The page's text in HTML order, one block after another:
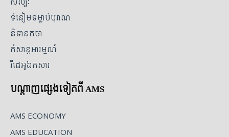
ទំនៀមទម្លាប់បុរាណ
និទានកថា
កំសាន្តអារម្មណ៍
វីដេអូឯកសារ
បណ្ដាញផ្សេងទៀតពី AMS
AMS ECONOMY
AMS EDUCATION